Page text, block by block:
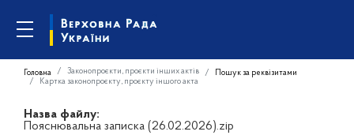
Головна Законопроєкти, проєкти інших актів
Пошук за реквізитами
Картка законопроєкту, проєкту іншого акта
Назва файлу:
Пояснювальна записка (26.02.2026).zip